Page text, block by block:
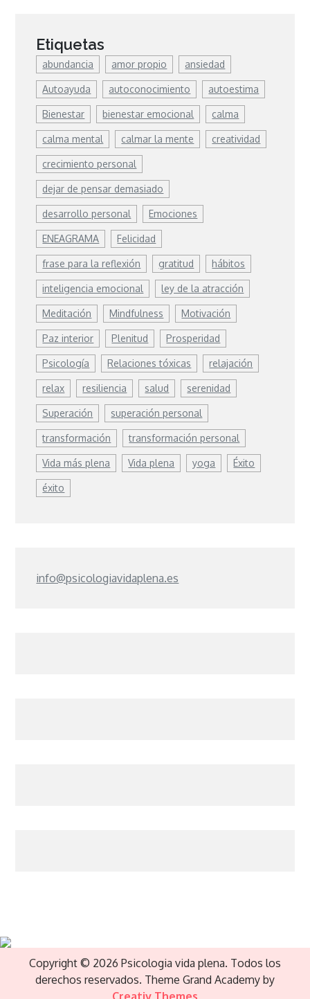
Etiquetas
abundancia amor propio ansiedad
Autoayuda autoconocimiento autoestima
Bienestar bienestar emocional calma
calma mental calmar la mente creatividad
crecimiento personal
dejar de pensar demasiado
desarrollo personal Emociones
ENEAGRAMA Felicidad
frase para la reflexión gratitud hábitos
inteligencia emocional ley de la atracción
Meditación Mindfulness Motivación
Paz interior Plenitud Prosperidad
Psicología Relaciones tóxicas relajación
relax resiliencia salud serenidad
Superación superación personal
transformación transformación personal
Vida más plena Vida plena yoga Éxito
éxito
info@psicologiavidaplena.es
Copyright © 2026 Psicologia vida plena. Todos los
derechos reservados. Theme Grand Academy by
Creativ Themes